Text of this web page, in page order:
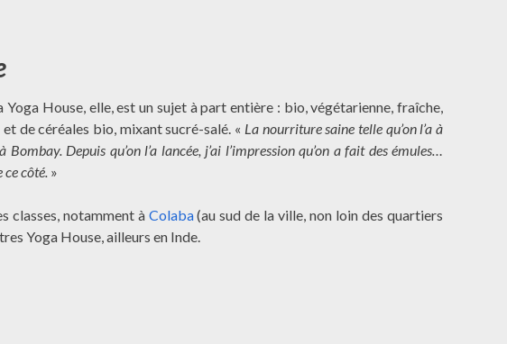
Yoga House, elle, est un sujet à part entière : bio, végétarienne, fraîche,
de céréales bio, mixant sucré-salé. « La nourriture saine telle qu’on l’a à
Depuis qu’on l’a lancée, j’ai l’impression qu’on a fait des émules…
ce côté. »
classes, notamment à Colaba(au sud de la ville, non loin des quartiers
Yoga House, ailleurs en Inde.